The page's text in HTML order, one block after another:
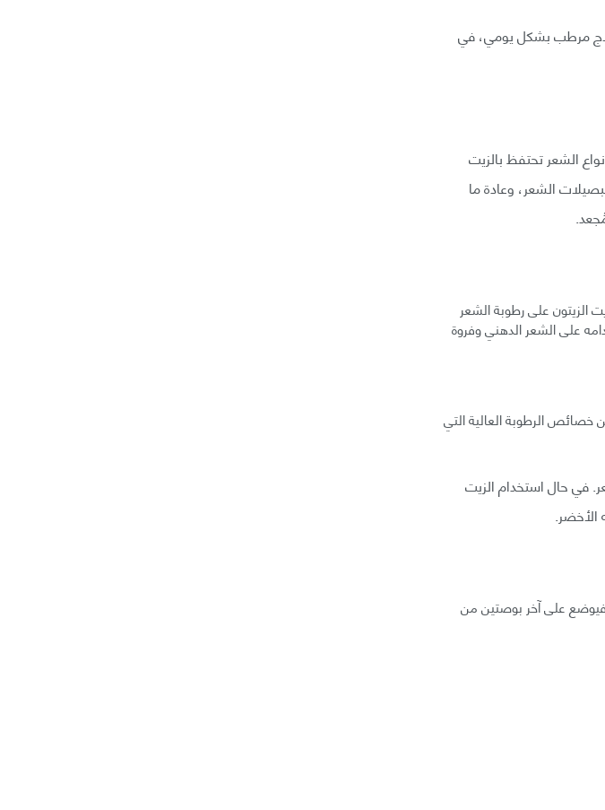
علاج مرطب بشكل يومي، في
الشعر تحتفظ بالزيت
الشعر، وعادة ما
الزيتون على رطوبة الشعر
على الشعر الدهني وفروة
الرطوبة العالية التي
الشعر. في حال استخدام الزيت
الأخضر.
على آخر بوصتين من